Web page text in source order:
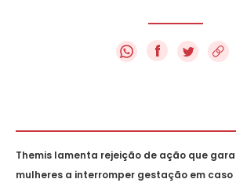
f
Themis lamenta rejeição de ação que
mulheres a interromper gestação em caso